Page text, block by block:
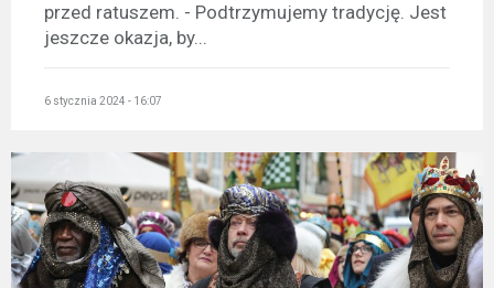
przed ratuszem. - Podtrzymujemy tradycję. Jest
jeszcze okazja, by...
6 stycznia 2024 - 16:07